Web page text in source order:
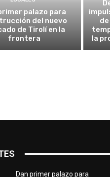
palazo para
del nuevo
de Tirolí en la
frontera
la
Dan primer palazo para